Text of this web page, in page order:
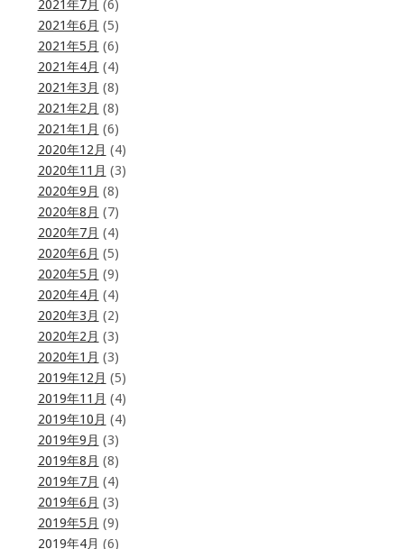
2021年7月 (6)
2021年6月 (5)
2021年5月 (6)
2021年4月 (4)
2021年3月 (8)
2021年2月 (8)
2021年1月 (6)
2020年12月 (4)
2020年11月 (3)
2020年9月 (8)
2020年8月 (7)
2020年7月 (4)
2020年6月 (5)
2020年5月 (9)
2020年4月 (4)
2020年3月 (2)
2020年2月 (3)
2020年1月 (3)
2019年12月 (5)
2019年11月 (4)
2019年10月 (4)
2019年9月 (3)
2019年8月 (8)
2019年7月 (4)
2019年6月 (3)
2019年5月 (9)
2019年4月 (6)